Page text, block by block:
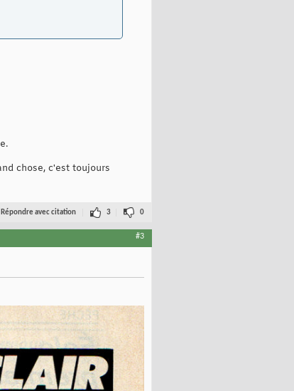
chose, c'est toujours
Répondre avec citation 3 0
#3